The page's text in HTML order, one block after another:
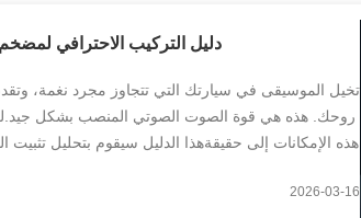
دليل التركيب الاحترافي
تخيل الموسيقى في سيارتك التي تتجاوز مجرد نغمة،
روحك. هذه هي قوة الصوت الصوتي المنصب بشكل
هذه الإمكانات إلى حقيقةهذا الدليل سيقوم بتحليل
2026-03-16